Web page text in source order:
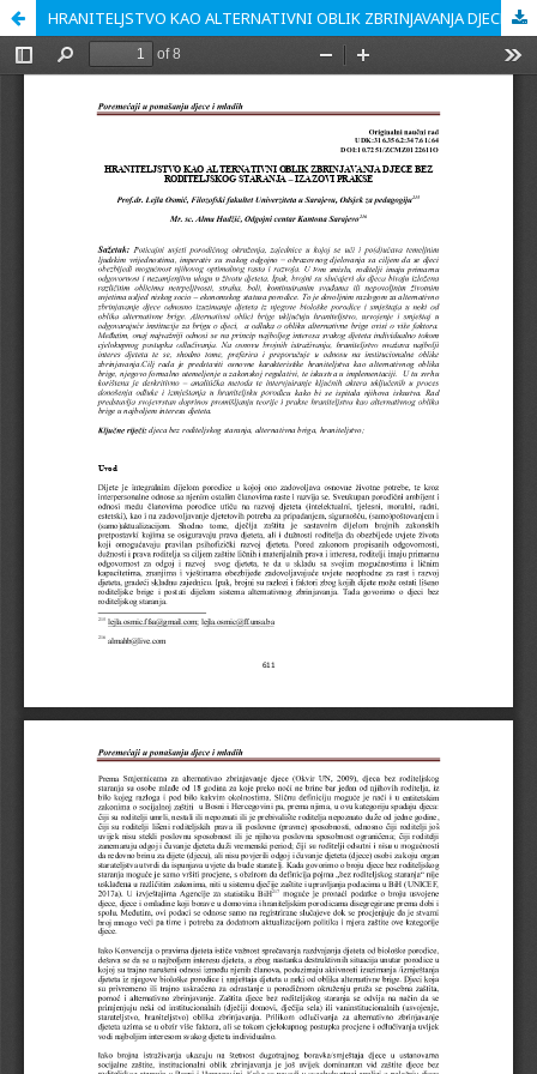
HRANITELJSTVO KAO ALTERNATIVNI OBLIK ZBRINJAVANJA DJECE BEZ RODITELJSKOG STARANJA – IZAZOVI PRAKSE